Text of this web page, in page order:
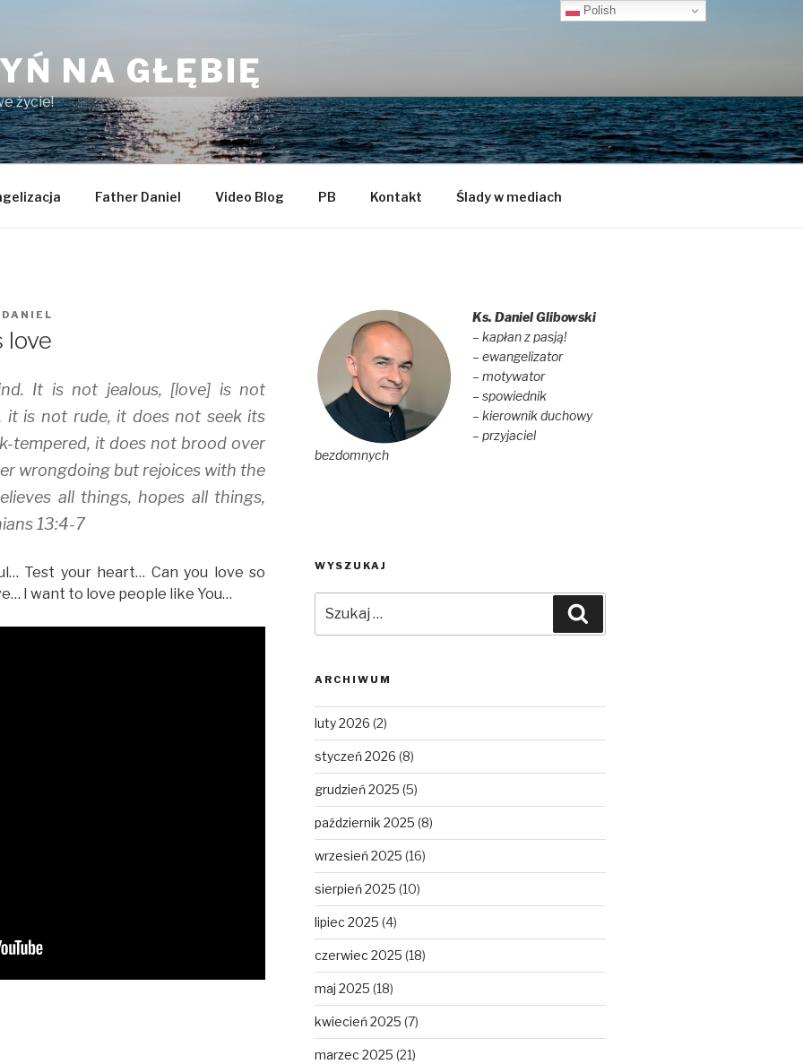
NA GŁĘBIĘ
życie!
Father Daniel Video Blog PB Kontakt Ślady w mediach
love
It is not jealous, [love] is not
it is not rude, it does not seek its
tempered, it does not brood over
wrongdoing but rejoices with the
all things, hopes all things,
13:4-7
Test your heart… Can you love so
I want to love people like You…
Ks. Daniel Glibowski
– kapłan z pasją!
– ewangelizator
– motywator
– spowiednik
– kierownik duchowy
– przyjaciel
bezdomnych
WYSZUKAJ
ARCHIWUM
luty 2026 (2)
styczeń 2026 (8)
grudzień 2025 (5)
październik 2025 (8)
wrzesień 2025 (16)
sierpień 2025 (10)
lipiec 2025 (4)
czerwiec 2025 (18)
maj 2025 (18)
kwiecień 2025 (7)
marzec 2025 (21)
Polish